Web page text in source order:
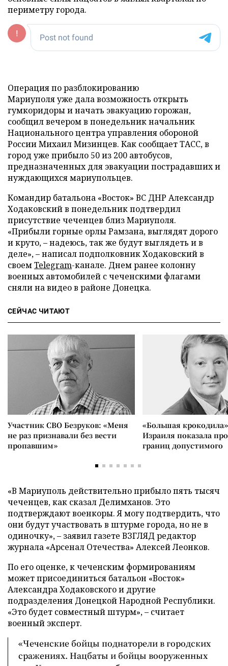
периметру города.
Операция по разблокированию
Мариуполя уже дала возможность открыть
гумкоридоры и начать эвакуацию горожан,
сообщил вечером в понедельник начальник
Национального центра управления обороной
России Михаил Мизинцев. Как сообщает ТАСС, в
город уже прибыло 50 из 200 автобусов,
предназначенных для эвакуации пострадавших и
нуждающихся мариупольцев.
Командир батальона «Восток» ВС ДНР Александр
Ходаковский в понедельник подтвердил
присутствие чеченцев близ Мариуполя.
«Прибыли горные орлы Рамзана, выглядят дорого
и круто, – надеюсь, так же будут выглядеть и в
деле», – написал подполковник Ходаковский в
своемTelegram-канале. Днем ранее колонну
военных автомобилей с чеченскими флагами
сняли на видео в районе Донецка.
СЕЙЧАС ЧИТАЮТ
Участник СВО Безруков: «Меня
не раз признавали без вести
пропавшим»
«Большая
Израиля показала
границ допустимого
«В Мариуполь действительно прибыло пять тысяч
чеченцев, как сказал Делимханов. Это
подтверждают военкоры. Я могу подтвердить, что
они будут участвовать в штурме города, но не в
одиночку», – заявил газете ВЗГЛЯД редактор
журнала «Арсенал Отечества» Алексей Леонков.
По его оценке, к чеченским формированиям
может присоединиться батальон «Восток»
Александра Ходаковского и другие
подразделения Донецкой Народной Республики.
«Это будет совместный штурм», – считает
военный эксперт.
«Чеченские бойцы поднаторели в городских
сражениях. Нацбаты и бойцы вооруженных